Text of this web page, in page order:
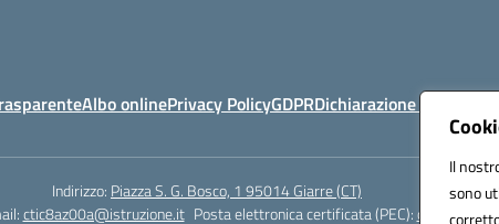
Il
sono
Albo onlinePrivacy PolicyGDPRDichiarazione di
Indirizzo: Piazza S. G. Bosco, 1 95014 Giarre (CT)
ctic8az00a@istruzione.it Posta elettronica certificata (PEC):